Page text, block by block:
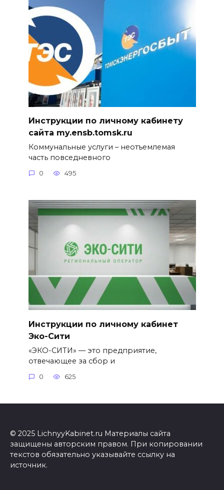
Инструкции по личному кабинету
сайта my.ensb.tomsk.ru
Коммунальные услуги – неотъемлемая
часть повседневного
0 495
Инструкции по личному кабинет
Эко-Сити
«ЭКО-СИТИ» — это предприятие,
отвечающее за сбор и
0 625
© 2025 LichnyyKabinet.ru Материалы сайта
защищены авторским правом. При копировании
текстов обязательно указывайте ссылку на
источник.